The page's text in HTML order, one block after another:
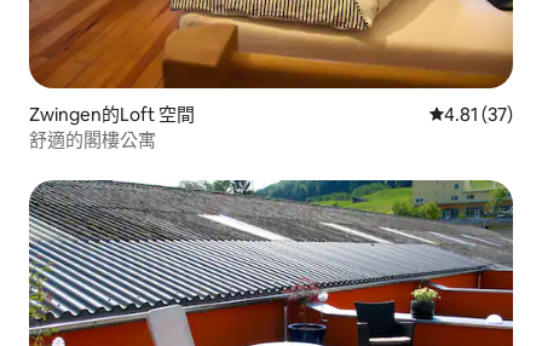
Zwingen的Loft 空間 從 37 則評價
4.81 (37)
舒適的閣樓公寓